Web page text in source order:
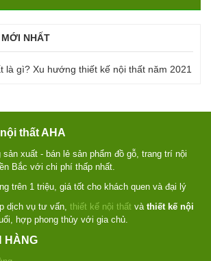
NHẤT
là gì? Xu hướng thiết kế nội thất năm 2021
thất AHA
xuất - bán lẻ sản phẩm đồ gỗ, trang trí nội
Bắc với chi phí thấp nhất.
trên 1 triệu, giá tốt cho khách quen và đại lý
dịch vụ tư vấn, thiết kế nội thất và thiết kế nội
hợp phong thủy với gia chủ.
HÀNG